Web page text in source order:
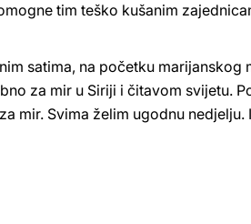
tim teško kušanim
satima, na početku marijanskog
za mir u Siriji i čitavom svijetu.
mir. Svima želim ugodnu